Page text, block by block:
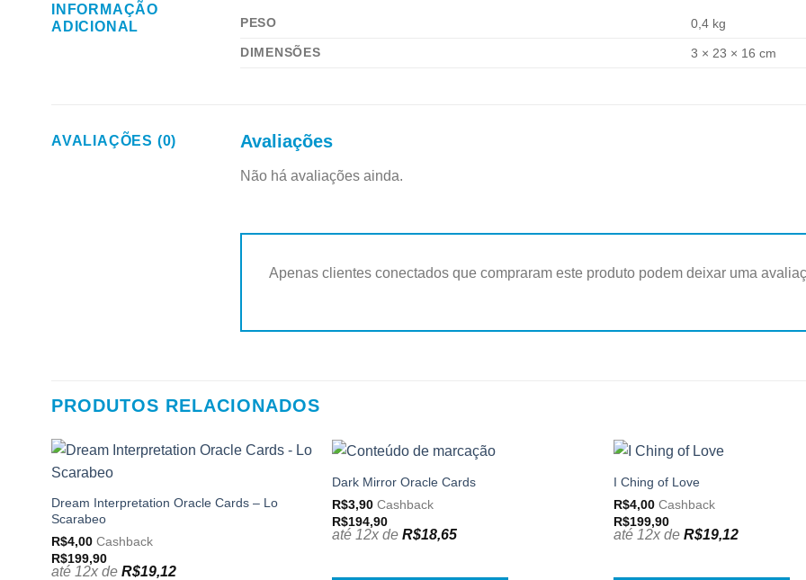
INFORMAÇÃO
ADICIONAL
PESO
0,4 kg
DIMENSÕES
3 × 23 × 16 cm
AVALIAÇÕES (0) Avaliações
Não há avaliações ainda.
Apenas clientes conectados que compraram este produto podem deixar uma
PRODUTOS RELACIONADOS
aos
Dream Interpretation Oracle Cards – Lo
Scarabeo
R$4,00Cashback
R$199,90
até 12x de R$19,12
Dark Mirror Oracle Cards
R$3,90 Cashback
R$194,90
até 12x deR$18,65
I Ching of Love
R$4,00Cashback
R$199,90
até 12x de R$19,12